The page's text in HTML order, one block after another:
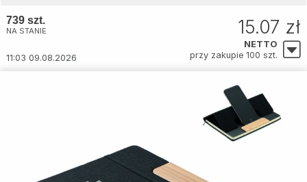
739 szt.
NA STANIE
11:03 09.08.2026
15.07 zł
NETTO
przy zakupie 100 szt.